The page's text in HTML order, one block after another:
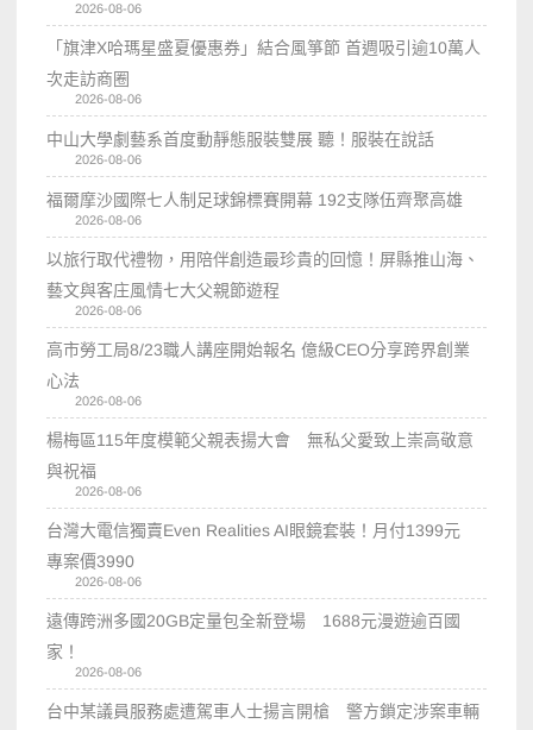
2026-08-06
「旗津X哈瑪星盛夏優惠券」結合風箏節 首週吸引逾10萬人
次走訪商圈
2026-08-06
中山大學劇藝系首度動靜態服裝雙展 聽！服裝在說話
2026-08-06
福爾摩沙國際七人制足球錦標賽開幕 192支隊伍齊聚高雄
2026-08-06
以旅行取代禮物，用陪伴創造最珍貴的回憶！屏縣推山海、
藝文與客庄風情七大父親節遊程
2026-08-06
高市勞工局8/23職人講座開始報名 億級CEO分享跨界創業
心法
2026-08-06
楊梅區115年度模範父親表揚大會 無私父愛致上崇高敬意
與祝福
2026-08-06
台灣大電信獨賣Even Realities AI眼鏡套裝！月付1399元
專案價3990
2026-08-06
遠傳跨洲多國20GB定量包全新登場 1688元漫遊逾百國
家！
2026-08-06
台中某議員服務處遭駕車人士揚言開槍 警方鎖定涉案車輛